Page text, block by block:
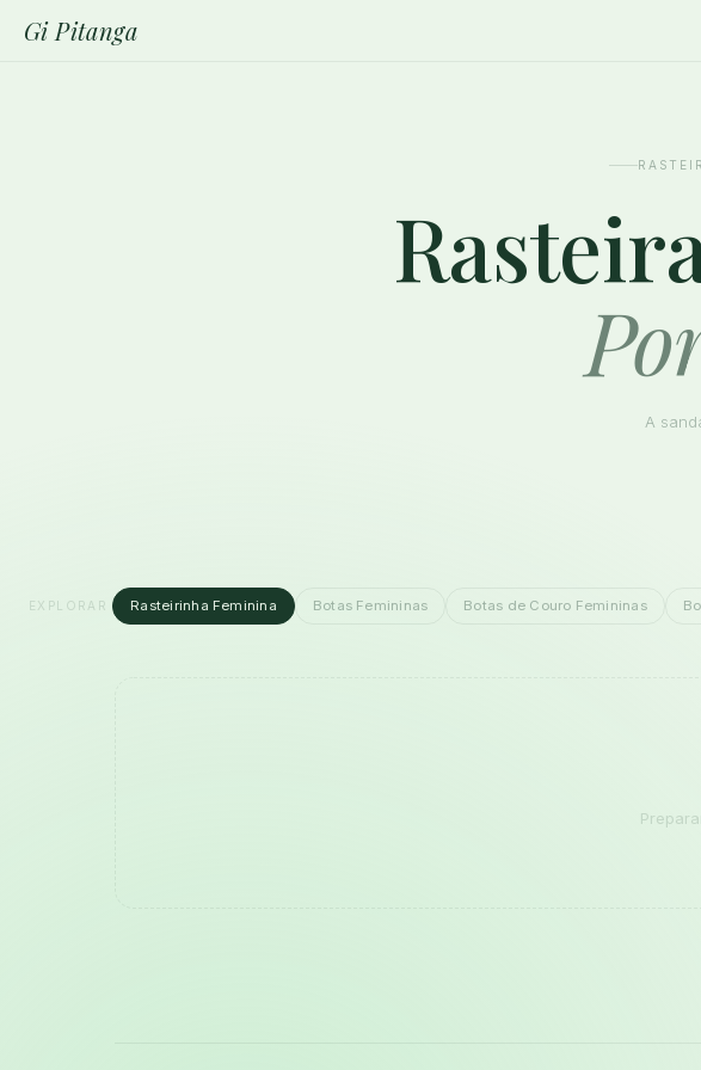
Gi Pitanga
A
Rasteirinha Feminina Botas Femininas Botas de Couro Femininas